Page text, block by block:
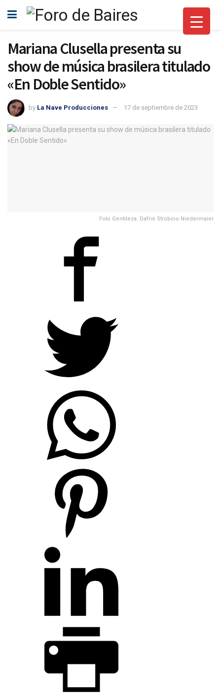
Mariana Clusella presenta su
show de música brasilera titulado
«En Doble Sentido»
by La Nave Producciones 17 de septiembre de 2023
Foto Gentileza: Dafne Strobino Niedermaier